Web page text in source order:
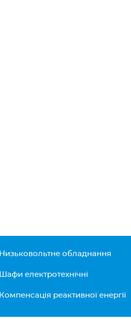
Низьковольтне обладнання
Шафи електротехнічні
Компенсація реактивної енергії